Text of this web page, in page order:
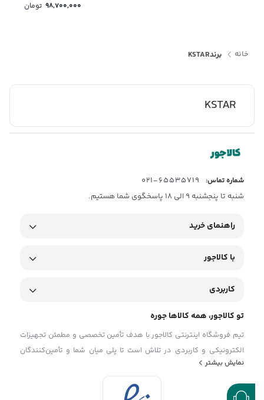
98,700,000 تومان
خانه برندKSTAR
KSTAR
شماره تماس:
65535719-021
شنبه تا پنجشنبه 9 الی 18 پاسخگوی شما هستیم.
راهنمای خرید
با کالاجور
کاربردی
تو کالاجور، همه کالاها جوره
تیم فروشگاه اینترنتی کالاجور با هدف تأمین تخصصی و مطمئن تجهیزات
الکترونیکی و کاربردی در تلاش است تا پلی میان شما و تأمین‌کنندگان
معتبر باشد. ما در تیم کالاجور تلاش می‌کنیم با ارائه‌ی محصولاتی باکیفیت
و اصل، همراه با قیمت منصفانه و مشاوره فنی دقیق، فرایند خرید
تجهیزات را برای مشتریان ساده، سریع و قابل اعتماد کنیم. با شناخت
نمایش بیشتر